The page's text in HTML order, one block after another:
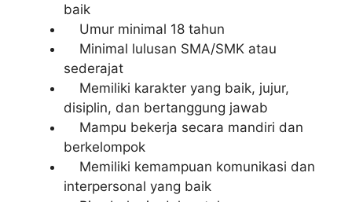
baik
Umur minimal 18 tahun
Minimal lulusan SMA/SMK atau
sederajat
Memiliki karakter yang baik, jujur,
disiplin, dan bertanggung jawab
Mampu bekerja secara mandiri dan
berkelompok
Memiliki kemampuan komunikasi dan
interpersonal yang baik